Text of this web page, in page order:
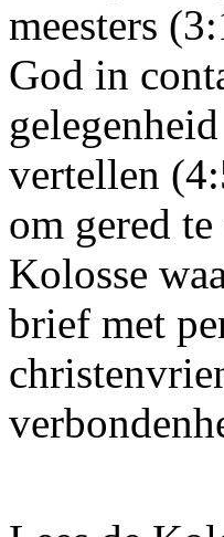
meesters
God in
vertellen
om gered
Kolosse
brief met